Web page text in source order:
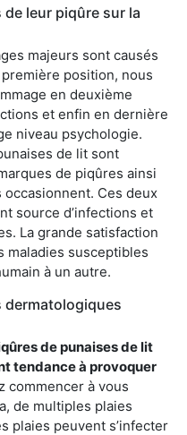
leur piqûre sur la
majeurs sont causés
position, nous
en deuxième
et enfin en dernière
niveau psychologie.
de lit sont
de piqûres ainsi
occasionnent. Ces deux
source d’infections et
La grande satisfaction
maladies susceptibles
à un autre.
dermatologiques
de punaises de lit
tendance à provoquer
commencer à vous
de multiples plaies
plaies peuvent s’infecter